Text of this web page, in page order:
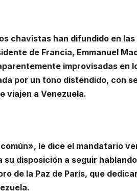
chavistas han difundido en
de Francia, Emmanuel
improvisadas en
por un tono distendido, con
viajen a Venezuela.
le dice el mandatario
disposición a seguir
de la Paz de París, que